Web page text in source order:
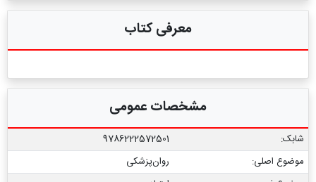
معرفی کتاب
مشخصات عمومی
شابک:
9786222572501
موضوع اصلی:
روان‌پزشکی